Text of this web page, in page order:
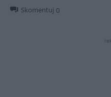
Skomentuj 0